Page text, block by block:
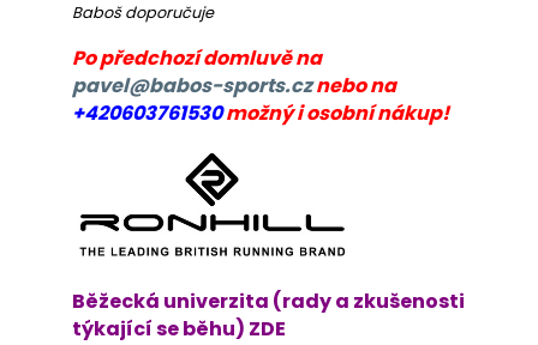
Baboš doporučuje
Po předchozí domluvě na
pavel@babos-sports.cznebo na
+420603761530možný i osobní nákup!
Běžecká univerzita (rady a zkušenosti
týkající se běhu) ZDE